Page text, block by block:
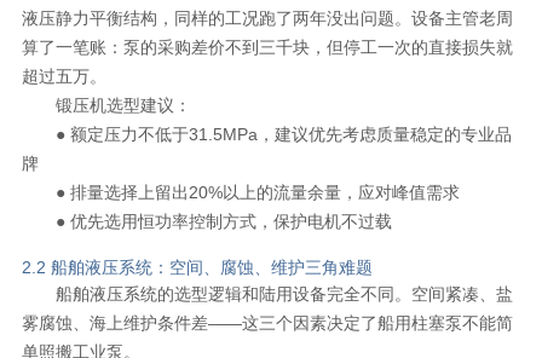
液压静力平衡结构，同样的工况跑了两年没出问题。设备主管老周
算了一笔账：泵的采购差价不到三千块，但停工一次的直接损失就
超过五万。
锻压机选型建议：
● 额定压力不低于31.5MPa，建议优先考虑质量稳定的专业品
牌
● 排量选择上留出20%以上的流量余量，应对峰值需求
● 优先选用恒功率控制方式，保护电机不过载
2.2 船舶液压系统：空间、腐蚀、维护三角难题
船舶液压系统的选型逻辑和陆用设备完全不同。空间紧凑、盐
雾腐蚀、海上维护条件差——这三个因素决定了船用柱塞泵不能简
单照搬工业泵。